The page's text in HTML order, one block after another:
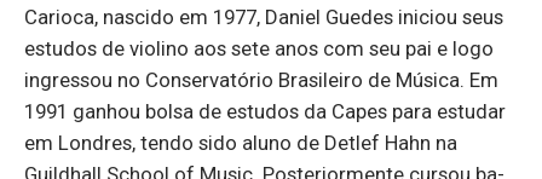
Ca­rioca, nas­cido em 1977, Da­niel Guedes ini­ciou seus
es­tudos de vi­o­lino aos sete anos com seu pai e logo
in­gressou no Con­ser­va­tório Bra­si­leiro de Mú­sica. Em
1991 ga­nhou bolsa de es­tudos da Capes para es­tudar
em Lon­dres, tendo sido aluno de De­tlef Hahn na
Guildhall School of Music. Pos­te­ri­or­mente cursou ba­